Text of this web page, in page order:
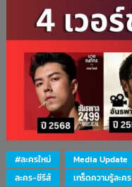
#ละครใหม่ Media Update
ละคร-ซีรีส์
เกร็ดความรู้ละคร